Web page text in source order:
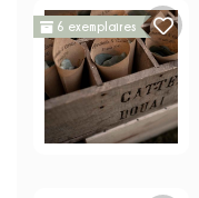
6 exemplaires